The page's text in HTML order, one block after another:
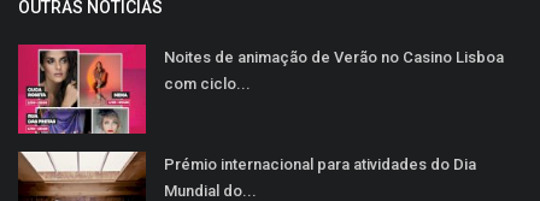
OUTRAS NOTÍCIAS
Noites de animação de Verão no Casino Lisboa
com ciclo...
Prémio internacional para atividades do Dia
Mundial do...